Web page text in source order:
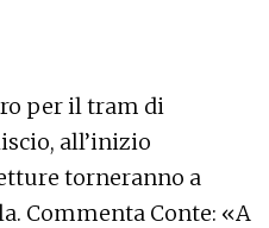
per il tram di
all’inizio
torneranno a
Commenta Conte: «A